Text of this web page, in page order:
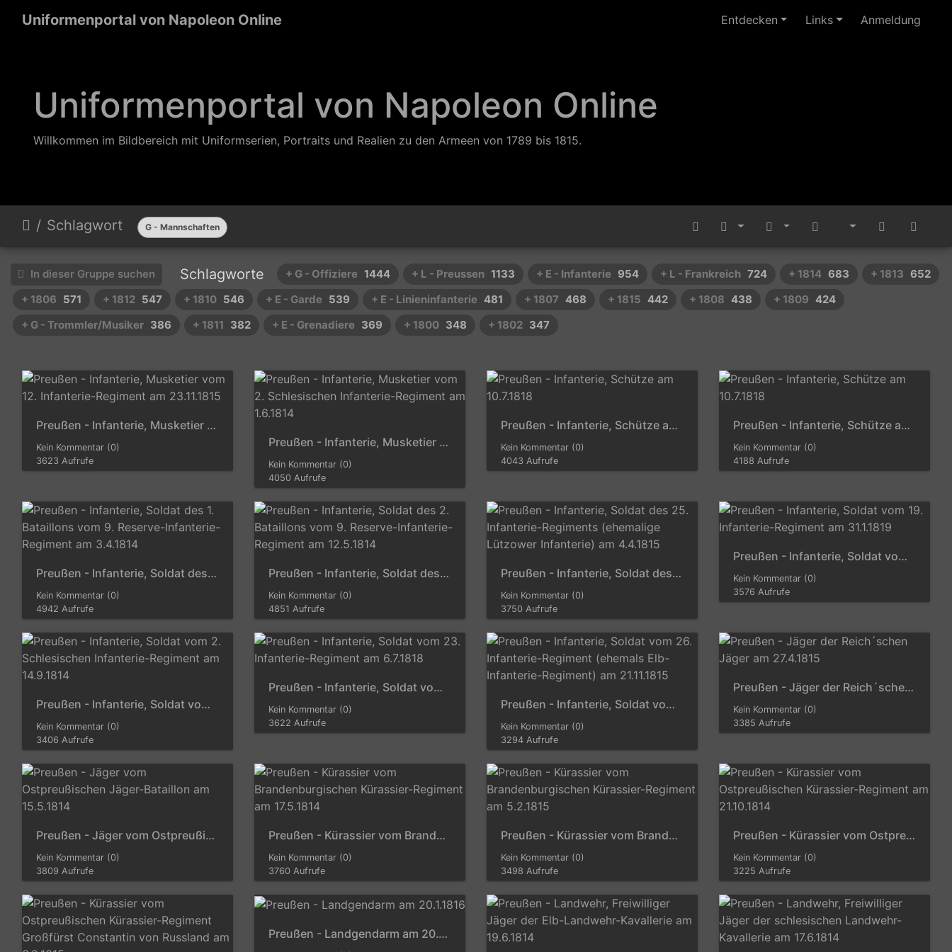
Uniformenportal von Napoleon Online Entdecken Links Anmeldung
Uniformenportal von Napoleon Online
Willkommen im Bildbereich mit Uniformserien, Portraits und Realien zu den Armeen von 1789 bis 1815.
Schlagwort G - Mannschaften
In dieser Gruppe suchen Schlagworte + G - Offiziere 1444 + L - Preussen 1133 + E - Infanterie 954 + L - Frankreich 724 + 1814 683 + 1813 652
+ 1806 571 + 1812 547 + 1810 546 + E - Garde 539 + E - Linieninfanterie 481 + 1807 468 + 1815 442 + 1808 438 + 1809 424
+ G - Trommler/Musiker 386 + 1811 382 + E - Grenadiere 369 + 1800 348 + 1802 347
Preußen - Infanterie, Musketier vom 12. Infanterie-Regiment am 23.11.1815
Kein Kommentar (0)
3623 Aufrufe
Preußen - Infanterie, Musketier vom 2. Schlesischen Infanterie-Regiment am 1.6.1814
Kein Kommentar (0)
4050 Aufrufe
Preußen - Infanterie, Schütze am 10.7.1818
Kein Kommentar (0)
4043 Aufrufe
Preußen - Infanterie, Schütze am 10.7.1818
Kein Kommentar (0)
4188 Aufrufe
Preußen - Infanterie, Soldat des 1. Bataillons vom 9. Reserve-Infanterie-Regiment am 3.4.1814
Kein Kommentar (0)
4942 Aufrufe
Preußen - Infanterie, Soldat des 2. Bataillons vom 9. Reserve-Infanterie-Regiment am 12.5.1814
Kein Kommentar (0)
4851 Aufrufe
Preußen - Infanterie, Soldat des 25. Infanterie-Regiments (ehemalige Lützower Infanterie) am 4.4.1815
Kein Kommentar (0)
3750 Aufrufe
Preußen - Infanterie, Soldat vom 19. Infanterie-Regiment am 31.1.1819
Kein Kommentar (0)
3576 Aufrufe
Preußen - Infanterie, Soldat vom 2. Schlesischen Infanterie-Regiment am 14.9.1814
Kein Kommentar (0)
3406 Aufrufe
Preußen - Infanterie, Soldat vom 23. Infanterie-Regiment am 6.7.1818
Kein Kommentar (0)
3622 Aufrufe
Preußen - Infanterie, Soldat vom 26. Infanterie-Regiment (ehemals Elb-Infanterie-Regiment) am 21.11.1815
Kein Kommentar (0)
3294 Aufrufe
Preußen - Jäger der Reich´schen Jäger am 27.4.1815
Kein Kommentar (0)
3385 Aufrufe
Preußen - Jäger vom Ostpreußischen Jäger-Bataillon am 15.5.1814
Kein Kommentar (0)
3809 Aufrufe
Preußen - Kürassier vom Brandenburgischen Kürassier-Regiment am 17.5.1814
Kein Kommentar (0)
3760 Aufrufe
Preußen - Kürassier vom Brandenburgischen Kürassier-Regiment am 5.2.1815
Kein Kommentar (0)
3498 Aufrufe
Preußen - Kürassier vom Ostpreußischen Kürassier-Regiment am 21.10.1814
Kein Kommentar (0)
3225 Aufrufe
Preußen - Landgendarm am 20.1.1816